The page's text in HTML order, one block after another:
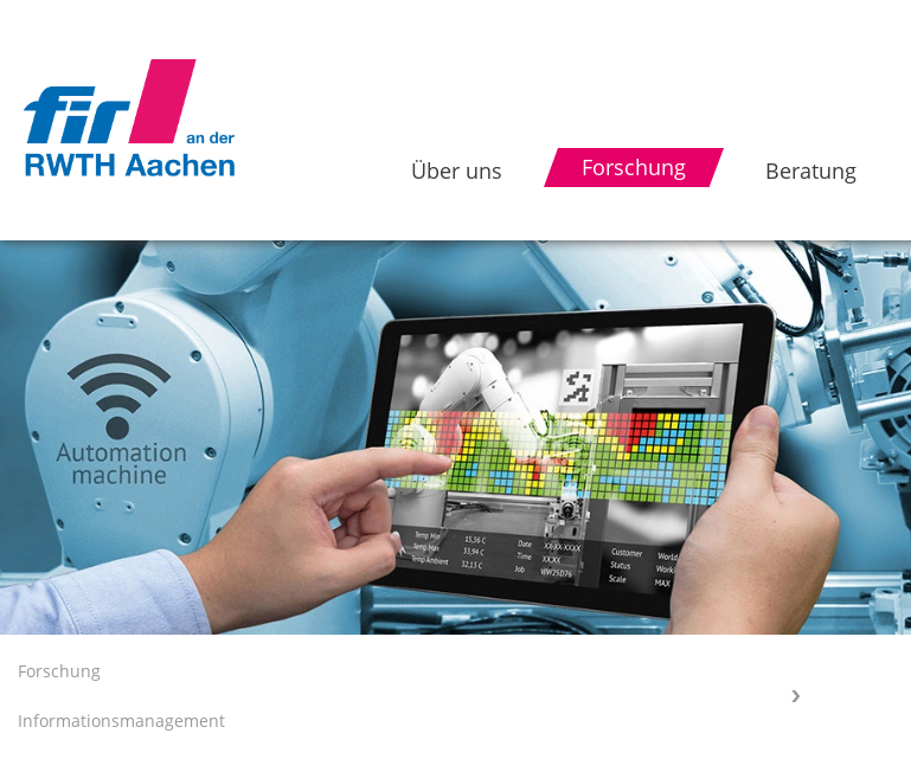
Über uns Forschung Beratung
Forschung
Informationsmanagement